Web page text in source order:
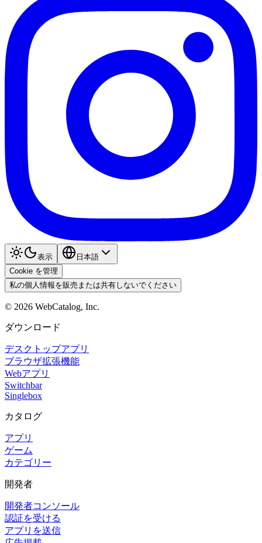
表示
日本語
Cookie を管理
私の個人情報を販売または共有しないでください
© 2026 WebCatalog, Inc.
ダウンロード
デスクトップアプリ
ブラウザ拡張機能
Webアプリ
Switchbar
Singlebox
カタログ
アプリ
ゲーム
カテゴリー
開発者
開発者コンソール
認証を受ける
アプリを送信